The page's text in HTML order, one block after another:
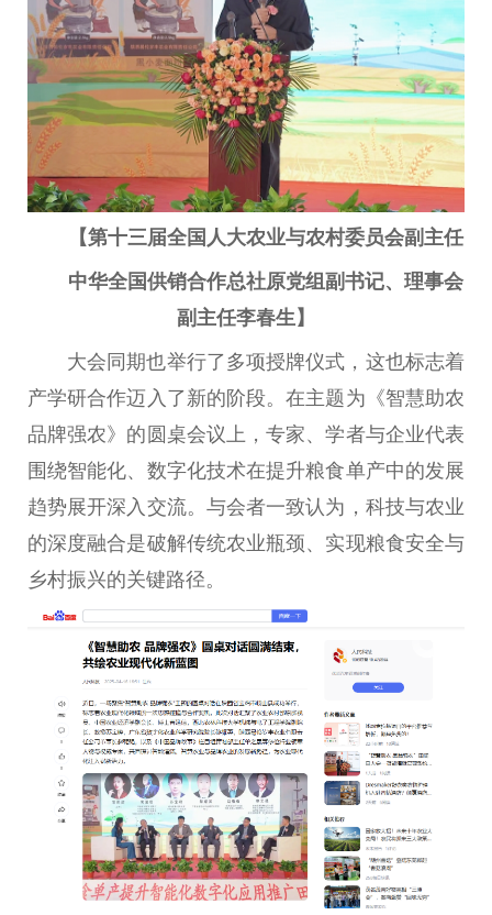
【第十三届全国人大农业与农村委员会副主任
中华全国供销合作总社原党组副书记、理事会
副主任李春生 】
大会同期也举行了多项授牌仪式，这也标志着
产学研合作迈入了新的阶段。在主题为《智慧助农
品牌强农》的圆桌会议上，专家、学者与企业代表
围绕智能化、数字化技术在提升粮食单产中的发展
趋势展开深入交流。与会者一致认为，科技与农业
的深度融合是破解传统农业瓶颈、实现粮食安全与
乡村振兴的关键路径。